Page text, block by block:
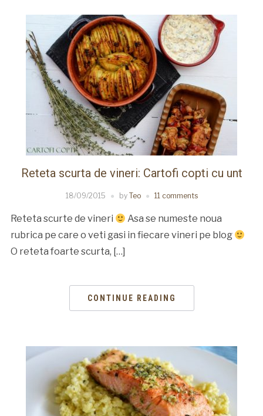
Reteta scurta de vineri: Cartofi copti cu unt
18/09/2015 by Teo 11 comments
Reteta scurte de vineri
Asa se numeste noua
rubrica pe care o veti gasi in fiecare vineri pe blog
O reteta foarte scurta, […]
CONTINUE READING